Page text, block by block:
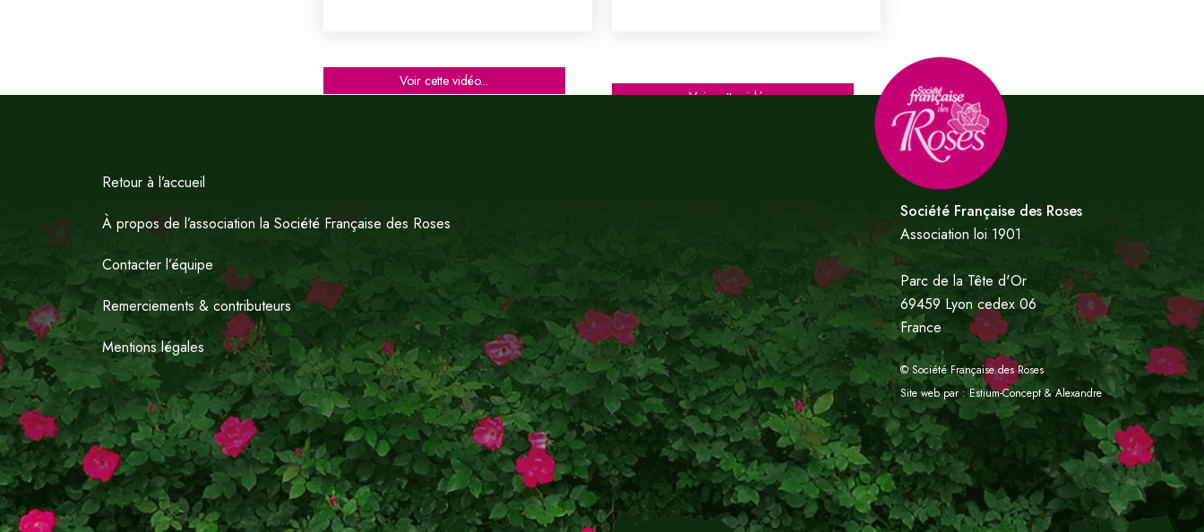
Voir cette vidéo...
Voir cette vidéo...
Retour à l’accueil
À propos de l’association la Société Française des Roses
Contacter l’équipe
Remerciements & contributeurs
Mentions légales
Société Française des Roses
Association loi 1901
Parc de la Tête d'Or
69459 Lyon cedex 06
France
© Société Française des Roses
Site web par :Estium-Concept&Alexandre